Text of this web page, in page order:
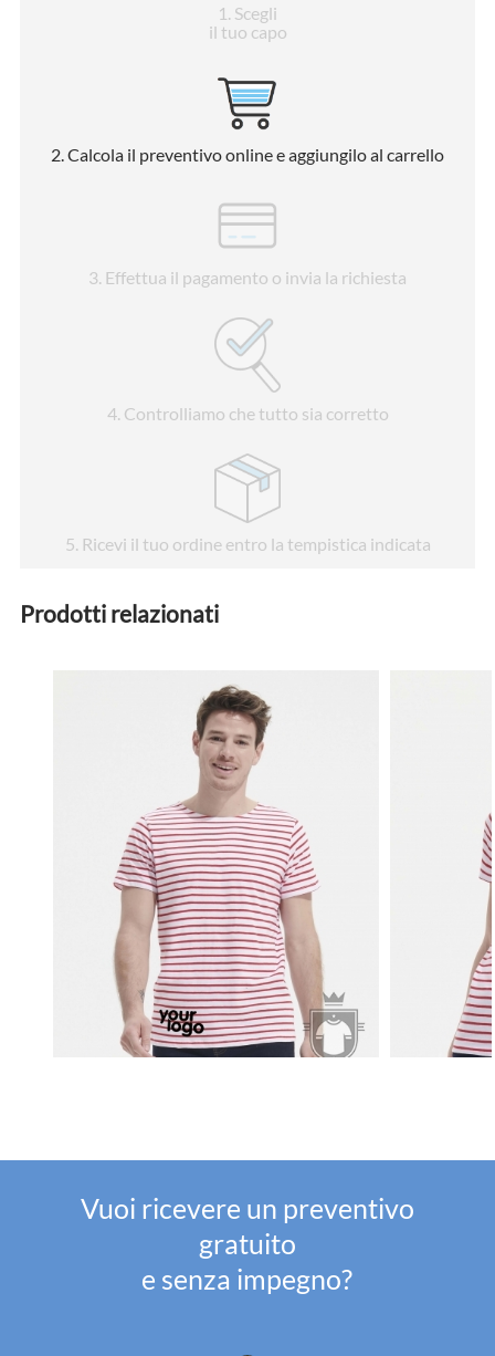
1 . Scegli
il tuo capo
2. Calcola il preventivo online e aggiungilo al carrello
3. Effettua il pagamento o invia la richiesta
4. Controlliamo che tutto sia corretto
5. Ricevi il tuo ordine entro la tempistica indicata
Prodotti relazionati
Vuoi ricevere un preventivo
gratuito
e senza impegno?